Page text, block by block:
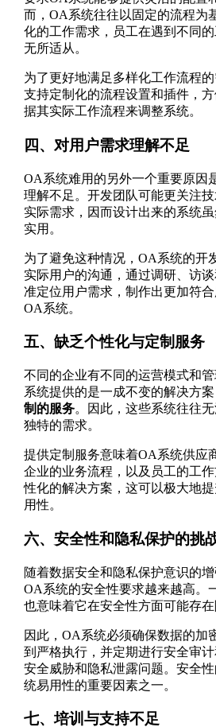
而，OA系统往往以固定的流程为
化的工作需求，员工在遇到不同
无所适从。
为了更好地满足多样化工作流程
支持定制化的流程设置和插件，
据其实际工作流程来调整系统。
四、对用户需求理解不足
OA系统难用的另外一个重要原因
理解不足。开发团队可能更关注
实际需求，因而设计出来的系统
实用。
为了避免这种情况，OA系统的开
实际用户的沟通，通过调研、访
准定位用户需求，制作出更加符
OA系统。
五、缺乏个性化与定制服务
不同的企业有不同的运营模式和
系统提供的是一成不变的解决方案
制的服务。因此，这些系统往往
独特的需求。
提供定制服务意味着OA系统供应
企业的业务流程，以及员工的工
性化的解决方案，这可以极大地
用性。
六、安全性和隐私保护的挑
随着数据安全和隐私保护意识的
OA系统的安全性要求越来越高。
也意味着它在安全性方面可能存在
因此，OA系统必须确保数据的加
到严格执行，并定期进行安全审
安全威胁和隐私泄露问题。安全
统易用性的重要因素之一。
七、培训与支持不足